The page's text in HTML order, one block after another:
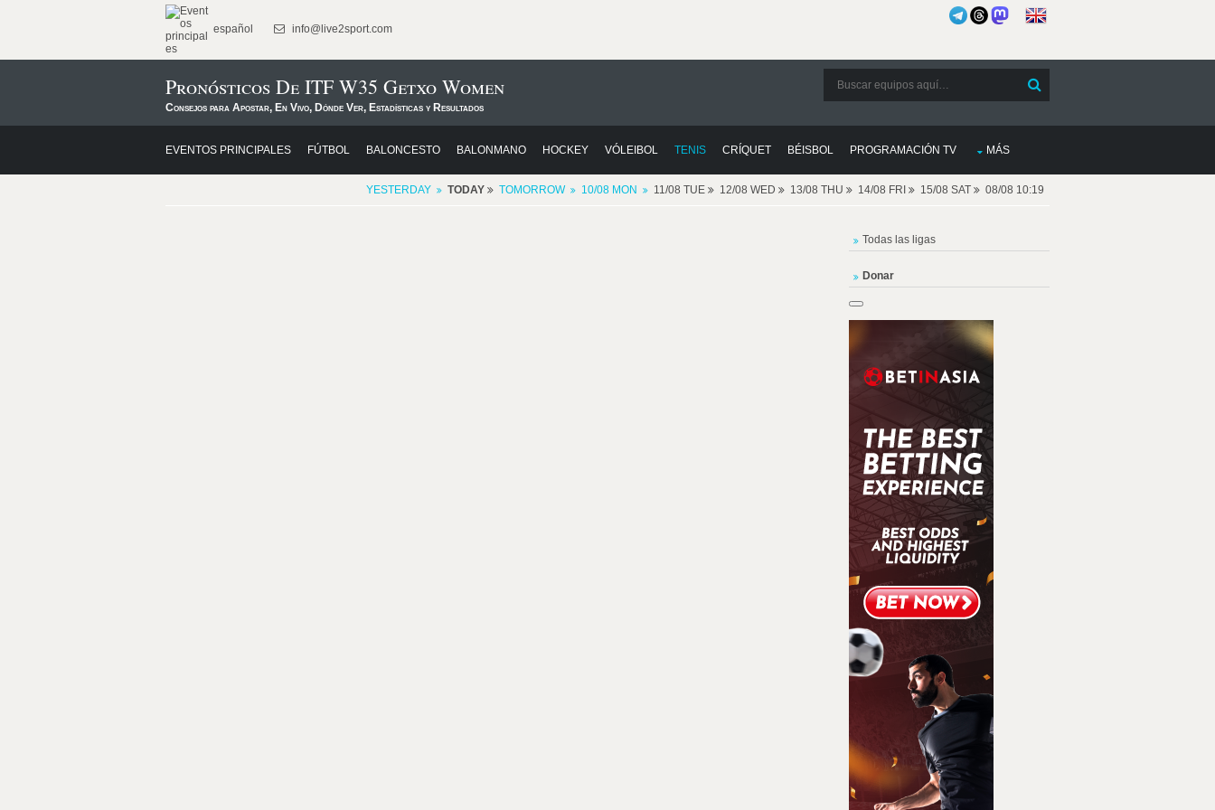
español info@live2sport.com
Pronósticos De ITF W35 Getxo Women
Consejos para Apostar, En Vivo, Dónde Ver, Estadísticas y Resultados
EVENTOS PRINCIPALES FÚTBOL BALONCESTO BALONMANO HOCKEY VÓLEIBOL TENIS CRÍQUET BÉISBOL PROGRAMACIÓN TV MÁS
YESTERDAY TODAY TOMORROW 10/08 MON 11/08 TUE 12/08 WED 13/08 THU 14/08 FRI 15/08 SAT 08/08 10:19
Todas las ligas
Donar